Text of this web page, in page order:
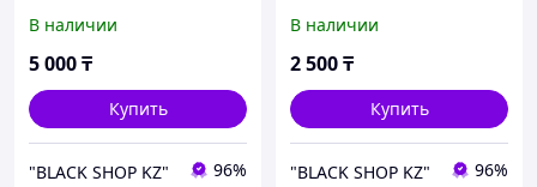
В наличии
5 000₸
Купить
"BLACK SHOP KZ" 96%
В наличии
2 500₸
Купить
"BLACK SHOP KZ" 96%